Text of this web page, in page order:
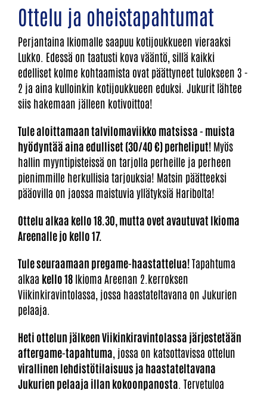
Ottelu ja oheistapahtumat
Perjantaina Ikiomalle saapuu kotijoukkueen vieraaksi
Lukko. Edessä on taatusti kova vääntö, sillä kaikki
edelliset kolme kohtaamista ovat päättyneet tulokseen 3 -
2 ja aina kulloinkin kotijoukkueen eduksi. Jukurit lähtee
siis hakemaan jälleen kotivoittoa!
Tule aloittamaan talvilomaviikko matsissa - muista
hyödyntää aina edulliset (30/40 €) perheliput! Myös
hallin myyntipisteissä on tarjolla perheille ja perheen
pienimmille herkullisia tarjouksia! Matsin päätteeksi
pääovilla on jaossa maistuvia yllätyksiä Haribolta!
Ottelu alkaa kello 18.30, mutta ovet avautuvat Ikioma
Areenalle jo kello 17.
Tule seuraamaan pregame-haastattelua!Tapahtuma
alkaa kello 18 Ikioma Areenan 2.kerroksen
Viikinkiravintolassa, jossa haastateltavana on Jukurien
pelaaja.
Heti ottelun jälkeen Viikinkiravintolassa järjestetään
aftergame-tapahtuma , jossa on katsottavissa ottelun
virallinen lehdistötilaisuus ja haastateltavana
Jukurien pelaaja illan kokoonpanosta . Tervetuloa